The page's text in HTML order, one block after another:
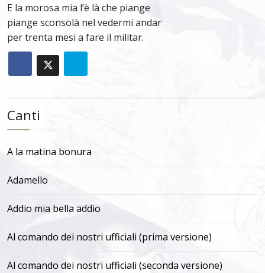
E la morosa mia l’è là che piange
piange sconsolà nel vedermi andar
per trenta mesi a fare il militar.
Canti
A la matina bonura
Adamello
Addio mia bella addio
Al comando dei nostri ufficiali (prima versione)
Al comando dei nostri ufficiali (seconda versione)